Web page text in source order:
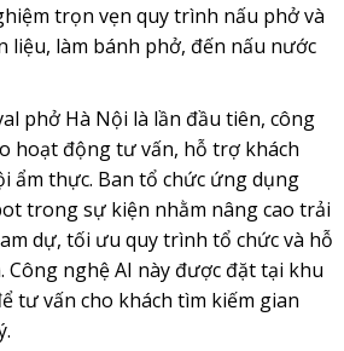
trọn vẹn quy trình nấu phở và
liệu, làm bánh phở, đến nấu nước
phở Hà Nội là lần đầu tiên, công
hoạt động tư vấn, hỗ trợ khách
ẩm thực. Ban tổ chức ứng dụng
trong sự kiện nhằm nâng cao trải
dự, tối ưu quy trình tổ chức và hỗ
nghệ AI này được đặt tại khu
tư vấn cho khách tìm kiếm gian